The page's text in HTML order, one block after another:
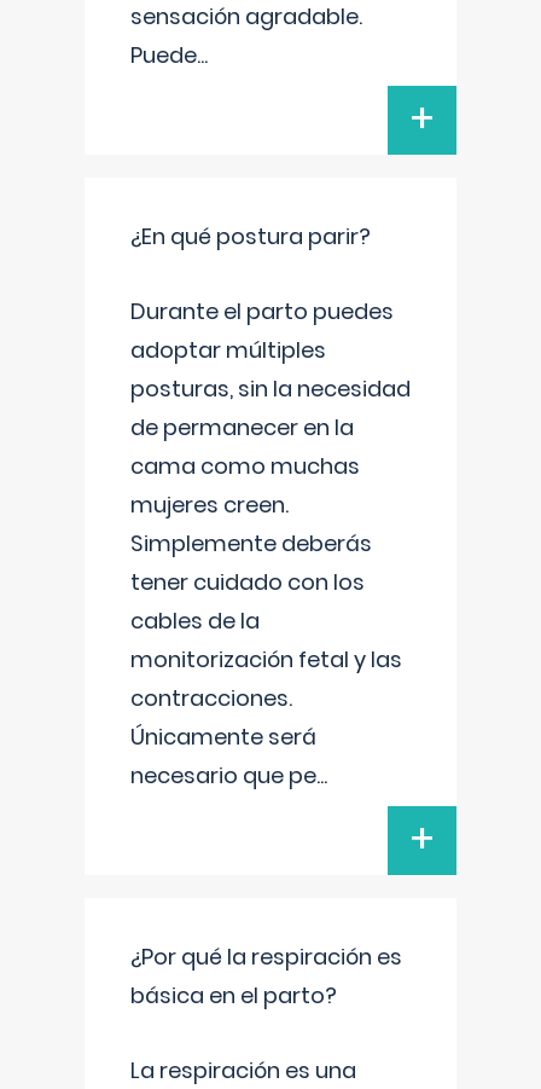
sensación agradable.
Puede...
+
¿En qué postura parir?
Durante el parto puedes
adoptar múltiples
posturas, sin la necesidad
de permanecer en la
cama como muchas
mujeres creen.
Simplemente deberás
tener cuidado con los
cables de la
monitorización fetal y las
contracciones.
Únicamente será
necesario que pe...
+
¿Por qué la respiración es
básica en el parto?
La respiración es una